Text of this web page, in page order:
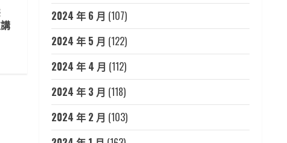
2024 年 6 月 (107)
2024 年 5 月 (122)
2024 年 4 月 (112)
2024 年 3 月 (118)
2024 年 2 月 (103)